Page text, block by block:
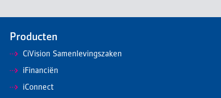
Producten
CiVision Samenlevingszaken
iFinanciën
iConnect